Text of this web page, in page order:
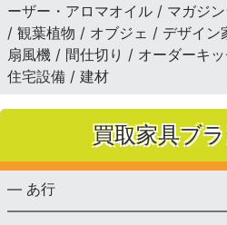
ーザー・アロマオイル / マガジ
/ 観葉植物 / オブジェ / デザイン
扇風機 / 間仕切り / オーダーキ
住宅設備 / 建材
買取家具ブ
— あ行